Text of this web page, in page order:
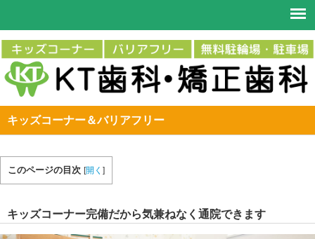
キッズコーナー＆バリアフリー
このページの目次 [開く ]
キッズコーナー完備だから気兼ねなく通院できます